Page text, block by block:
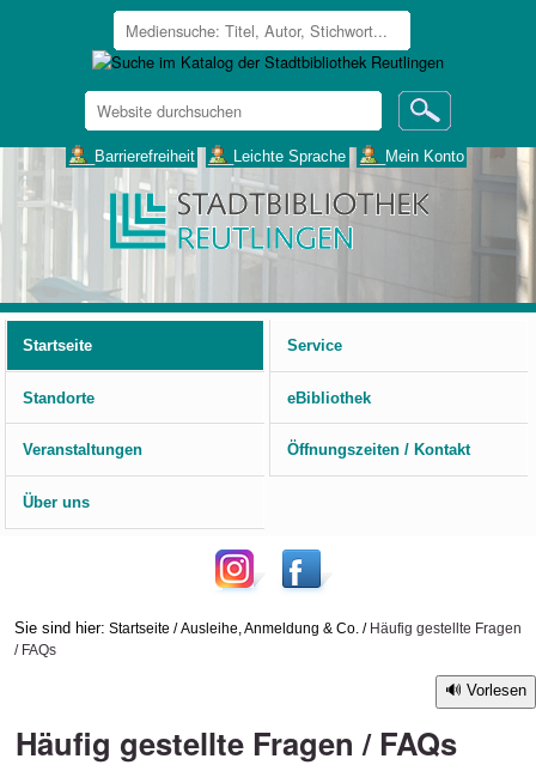
Website
durchsuchen
___Barrierefreiheit ___Leichte Sprache ___Mein Konto
Startseite
Service
Standorte eBibliothek
Veranstaltungen Öffnungszeiten / Kontakt
Über uns
Sie sind hier: Startseite /Ausleihe, Anmeldung & Co. / Häufig gestellte Fragen
/ FAQs
Vorlesen
Häufig gestellte Fragen / FAQs